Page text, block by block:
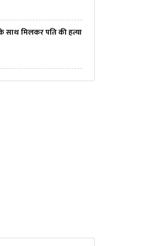
साथ मिलकर पति की हत्या